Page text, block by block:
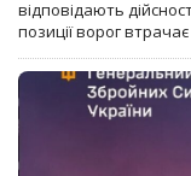
відповідають
позиції ворог